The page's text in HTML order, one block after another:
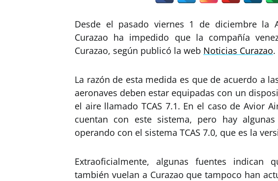
Desde el pasado viernes 1 de diciembre la
Curazao ha impedido que la compañía
Curazao, según publicó la web Noticias Curazao.
La razón de esta medida es que de acuerdo a
aeronaves deben estar equipadas con un
el aire llamado TCAS 7.1. En el caso de Avior
cuentan con este sistema, pero hay
operando con el sistema TCAS 7.0, que es la
Extraoficialmente, algunas fuentes indican
también vuelan a Curazao que tampoco han